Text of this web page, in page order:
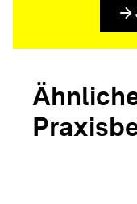
arrow_forward